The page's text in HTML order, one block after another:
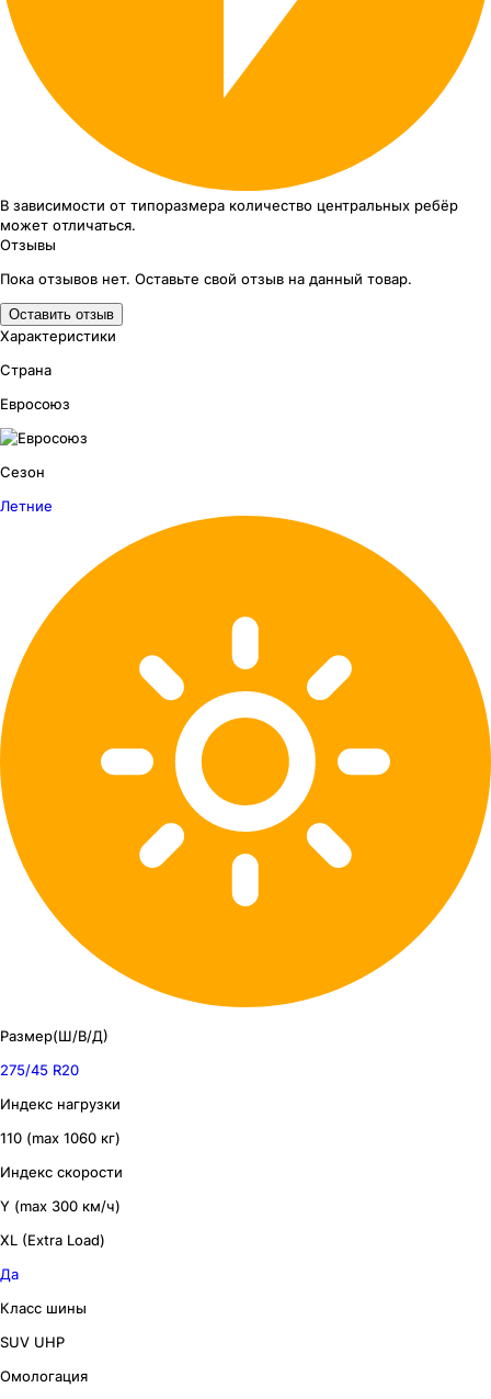
В зависимости от типоразмера количество центральных ребёр
может отличаться.
Отзывы
Пока отзывов нет. Оставьте свой отзыв на данный товар.
Оставить отзыв
Характеристики
Страна
Евросоюз
Сезон
Летние
Размер(Ш/В/Д)
275/45 R20
Индекс нагрузки
110 (max 1060 кг)
Индекс скорости
Y (max 300 км/ч)
XL (Extra Load)
Да
Класс шины
SUV UHP
Омологация